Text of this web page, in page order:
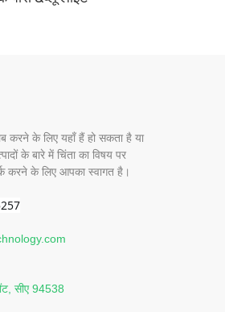
करने के लिए यहाँ हैं हो सकता है या
के बारे में चिंता का विषय पर
करने के लिए आपका स्वागत है।
सीए 94538